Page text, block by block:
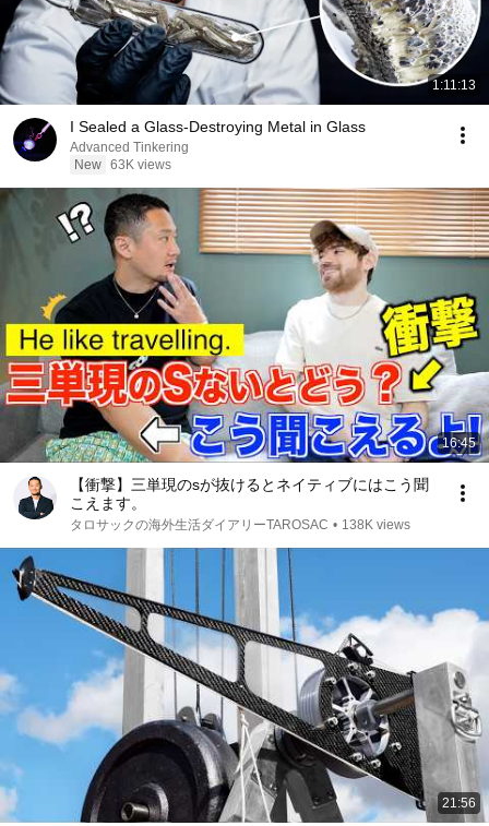
1:11:13
I Sealed a Glass-Destroying Metal in Glass
Advanced Tinkering
New 63K views
16:45
【衝撃】三単現のsが抜けるとネイティブにはこう聞
こえます。
タロサックの海外生活ダイアリーTAROSAC • 138K views
21:56